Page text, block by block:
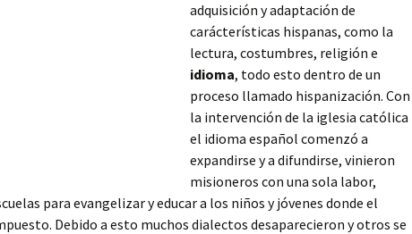
adquisición y adaptación de
carácterísticas hispanas, como la
lectura, costumbres, religión e
idioma, todo esto dentro de un
proceso llamado hispanización. Con
la intervención de la iglesia católica
el idioma español comenzó a
expandirse y a difundirse, vinieron
misioneros con una sola labor,
para evangelizar y educar a los niños y jóvenes donde el
Debido a esto muchos dialectos desaparecieron y otros se